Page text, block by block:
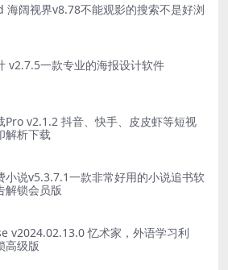
阔视界v8.78不能观影的搜索不是好浏
v2.7.5一款专业的海报设计软件
Pro v2.1.2 抖音、快手、皮皮虾等短视
解析下载
小说v5.3.7.1一款非常好用的小说追书软
解锁会员版
v2024.02.13.0 忆术家，外语学习利
高级版